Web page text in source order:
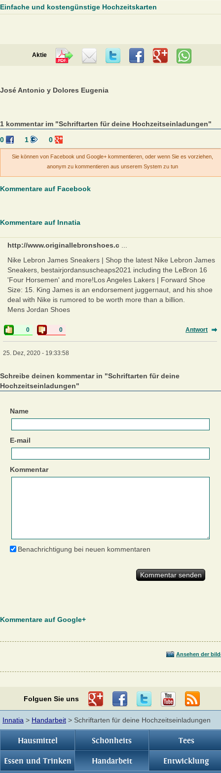
Einfache und kostengünstige Hochzeitskarten
Aktie
José Antonio y Dolores Eugenia
1 kommentar im "Schriftarten für deine Hochzeitseinladungen"
0
1 0
Sie können von Facebook und Google+ kommentieren, oder wenn Sie es vorziehen,
anonym zu kommentieren aus unserem System zu tun
Kommentare auf Facebook
Kommentare auf Innatia
http://www.originallebronshoes.c
Nike Lebron James Sneakers | Shop the latest Nike Lebron James
Sneakers, bestairjordansuscheaps2021 including the LeBron 16
'Four Horsemen' and more!Los Angeles Lakers | Forward Shoe
Size: 15. King James is an endorsement juggernaut, and his shoe
deal with Nike is rumored to be worth more than a billion.
Mens Jordan Shoes
0 0 Antwort
25. Dez, 2020 - 19:33:58
Schreibe deinen kommentar in "Schriftarten für deine
Hochzeitseinladungen"
Name
E-mail
Kommentar
Benachrichtigung bei neuen kommentaren
Kommentare auf Google+
Ansehen der
Folguen Sie uns
Innatia > Handarbeit > Schriftarten für deine Hochzeitseinladungen
Hausmittel Schönheits Tees
Essen und Trinken Handarbeit Entwicklung